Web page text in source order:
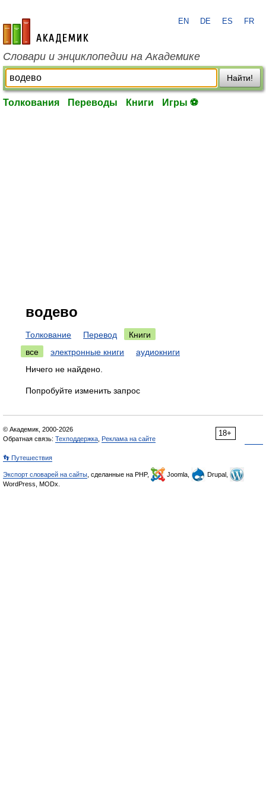
academic.ru
EN DE ES FR
Словари и энциклопедии на Академике
Найти!
Толкования Переводы Книги Игры ⚽
водево
Толкование Перевод
Книги
все
электронные книги
аудиокниги
Ничего не найдено.
Попробуйте изменить запрос
18+
© Академик, 2000-2026
Обратная связь: Техподдержка Реклама на сайте
👣 Путешествия
Экспорт словарей на сайты , сделанные на PHP, Joomla,
Drupal,
WordPress, MODx.